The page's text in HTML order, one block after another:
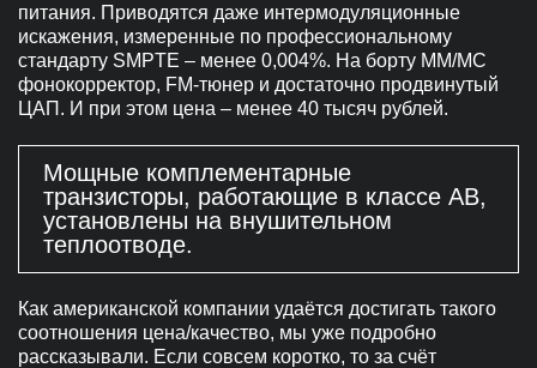
питания. Приводятся даже интермодуляционные
искажения, измеренные по профессиональному
стандарту SMPTE – менее 0,004%. На борту ММ/МС
фонокорректор, FM-тюнер и достаточно продвинутый
ЦАП. И при этом цена – менее 40 тысяч рублей.
Мощные комплементарные
транзисторы, работающие в классе АВ,
установлены на внушительном
теплоотводе.
Как американской компании удаётся достигать такого
соотношения цена/качество, мы уже подробно
рассказывали. Если совсем коротко, то за счёт